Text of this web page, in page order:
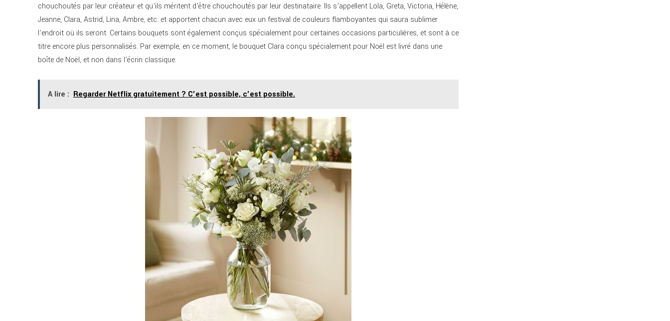
chouchoutés par leur créateur et qu’ils méritent d’être chouchoutés par leur destinataire. Ils s’appellent Lola, Greta, Victoria, Hélène,
Jeanne, Clara, Astrid, Lina, Ambre, etc. et apportent chacun avec eux un festival de couleurs flamboyantes qui saura sublimer
l’endroit où ils seront. Certains bouquets sont également conçus spécialement pour certaines occasions particulières, et sont à ce
titre encore plus personnalisés. Par exemple, en ce moment, le bouquet Clara conçu spécialement pour Noël est livré dans une
boîte de Noël, et non dans l’écrin classique.
A lire : Regarder Netflix gratuitement ? C'est possible, c'est possible.